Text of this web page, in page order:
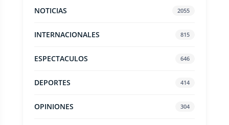
NOTICIAS 2055
INTERNACIONALES 815
ESPECTACULOS 646
DEPORTES 414
OPINIONES 304